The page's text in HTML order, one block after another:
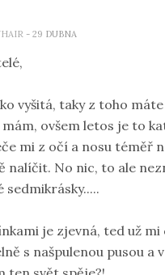
- 29 DUBNA
vyšitá, taky z toho
ovšem letos je to
mi z očí a nosu téměř
No nic, to ale
sedmikrásky.....
je zjevná, ted už
s našpulenou pusou a